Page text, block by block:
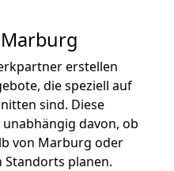
erstellen
die speziell auf
sind. Diese
davon, ob
von Marburg oder
planen.